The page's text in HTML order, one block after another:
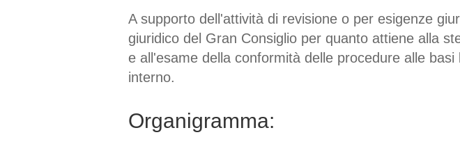
A supporto dell'attività di revisione o per esigenze
giuridico del Gran Consiglio per quanto attiene alla
e all'esame della conformità delle procedure alle
interno.
Organigramma: